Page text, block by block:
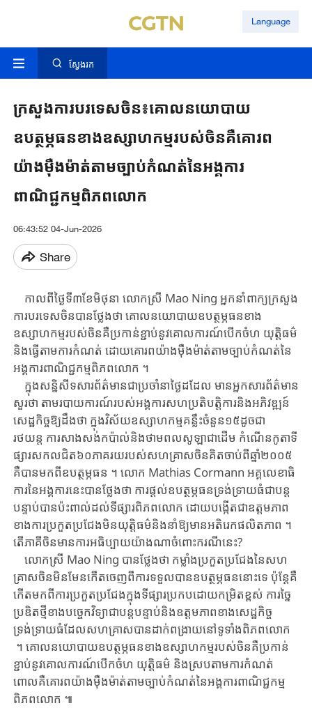
Language
ស្វែងរក
ក្រសួង​ការបរទេសចិន៖​គោលនយោបាយ​
ឧបត្ថម្ភធន​ខាង​ឧស្សាហកម្ម​របស់ចិន​គឺ​គោរព​
យ៉ាង​ម៉ឺងម៉ាត់តាម​ច្បាប់កំណត់​នៃ​អង្គការ
ពាណិជ្ជកម្ម​ពិភពលោក​
06:43:52 04-Jun-2026
Share
កាលពី​ថ្ងៃទី៣​ខែមិថុនា ​លោកស្រី ​Mao Ning ​អ្នកនាំពាក្យ​ក្រសួង​
ការបរទេសចិន​បានថ្លែងថា ​គោលនយោបាយ​ឧបត្ថម្ភធន​ខាង​
ឧស្សាហកម្ម​របស់ចិន​គឺ​ប្រកាន់ខ្ជាប់នូវ​គោលការណ៍​បើកចំហ យុត្តិធម៌
និង​ធ្វើតាម​ការកំណត់ ​ដោយគោរព​យ៉ាងម៉ឺងម៉ាត់​តាម​​ច្បាប់កំណត់​នៃ
អង្គការ​ពាណិជ្ជកម្ម​ពិភពលោក ។
​ក្នុងសន្និសីទ​សារព័ត៌មានជា​ប្រចាំ​នាថ្ងៃដដែល ​មានអ្នកសារព័ត៌មាន​
សួរថា ​តាម​របាយការណ៍​​របស់​អង្គការ​សហប្រតិបត្តិការ​និងអភិវឌ្ឍន៍​
សេដ្ឋកិច្ច​​ឱ្យដឹងថា ​​ក្នុងវិស័យ​ឧស្សាហកម្ម​គន្លឹះចំនួន១៥ដូចជា ​
រថយន្ត ​ការសាងសង់​កប៉ាល់និង​ថាមពល​សូឡា​ជាដើម ​កំណើន​​កូតា​ទី
ផ្សារសកល​ជិត៦០ភាគរយ​របស់សហគ្រាសចិន​គិតចាប់​ពីឆ្នាំ២០០៥​​
គឺ​បាន​មកពី​ឧបត្ថម្ភធន ​។ លោក​ Mathias Cormann ​អគ្គលេខាធិ
ការ​នៃអង្គការនេះ​បានថ្លែងថា ​​ការផ្តល់​ឧបត្ថម្ភធន​ទ្រង់ទ្រាយធំ​ជាបន្ត
បន្ទាប់​​បានប៉ះពាល់ដល់​ទីផ្សារ​ពិភពលោក​ ដោយ​បង្កើត​ជា​ឧត្តមភាព​
ខាង​ការប្រកួតប្រជែង​មិនយុត្តិធម៌​និងនាំឱ្យមាន​អតិរេកផលិតភាព​ ។
តើភាគីចិន​មាន​ការអធិប្បាយ​យ៉ាងណាចំពោះ​ករណីនេះ?
លោកស្រី​ Mao Ning ​បានថ្លែងថា​ កម្លាំង​ប្រកួតប្រជែង​នៃសហ
គ្រាសចិន​មិនមែនកើតចេញពី​ការទទួលបាន​ឧបត្ថម្ភធន​នោះទេ​ ប៉ុន្តែគឺ
កើត​មកពី​ការប្រកួតប្រជែង​ក្នុងទីផ្សារប្រកបដោយ​កម្រិតខ្ពស់ ​ការ​ច្នៃ
ប្រឌិតថ្មី​ខាងបច្ចេកវិទ្យា​ជាបន្តបន្ទាប់​និង​ឧត្តមភាពខាង​សេដ្ឋកិច្ច​
ទ្រង់ទ្រាយធំ​ដែល​​សហគ្រាស​បាន​ដាក់ពង្រាយ​នៅទូទាំង​ពិភពលោក​
។ ​គោលនយោបាយ​ឧបត្ថម្ភធន​ខាង​ឧស្សាហកម្ម​របស់ចិន​គឺ​ប្រកាន់
ខ្ជាប់នូវ​គោលការណ៍​បើកចំហ យុត្តិធម៌ ​និងស្របតាម​ការកំណត់
ពោលគឺ​គោរពយ៉ាង​ម៉ឺងម៉ាត់​តាម​ច្បាប់កំណត់នៃ​អង្គការ​ពាណិជ្ជកម្ម​
ពិភពលោក ៕